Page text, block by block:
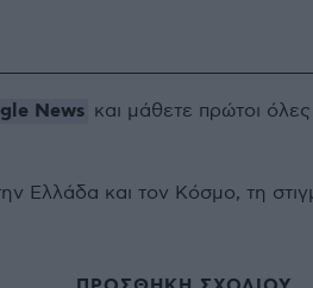
News και μάθετε πρώτοι όλες
Ελλάδα και τον Κόσμο, τη